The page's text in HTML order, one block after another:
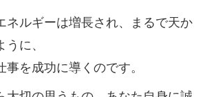
ネルギーは増長され、まるで天か
に、
事を成功に導くのです。